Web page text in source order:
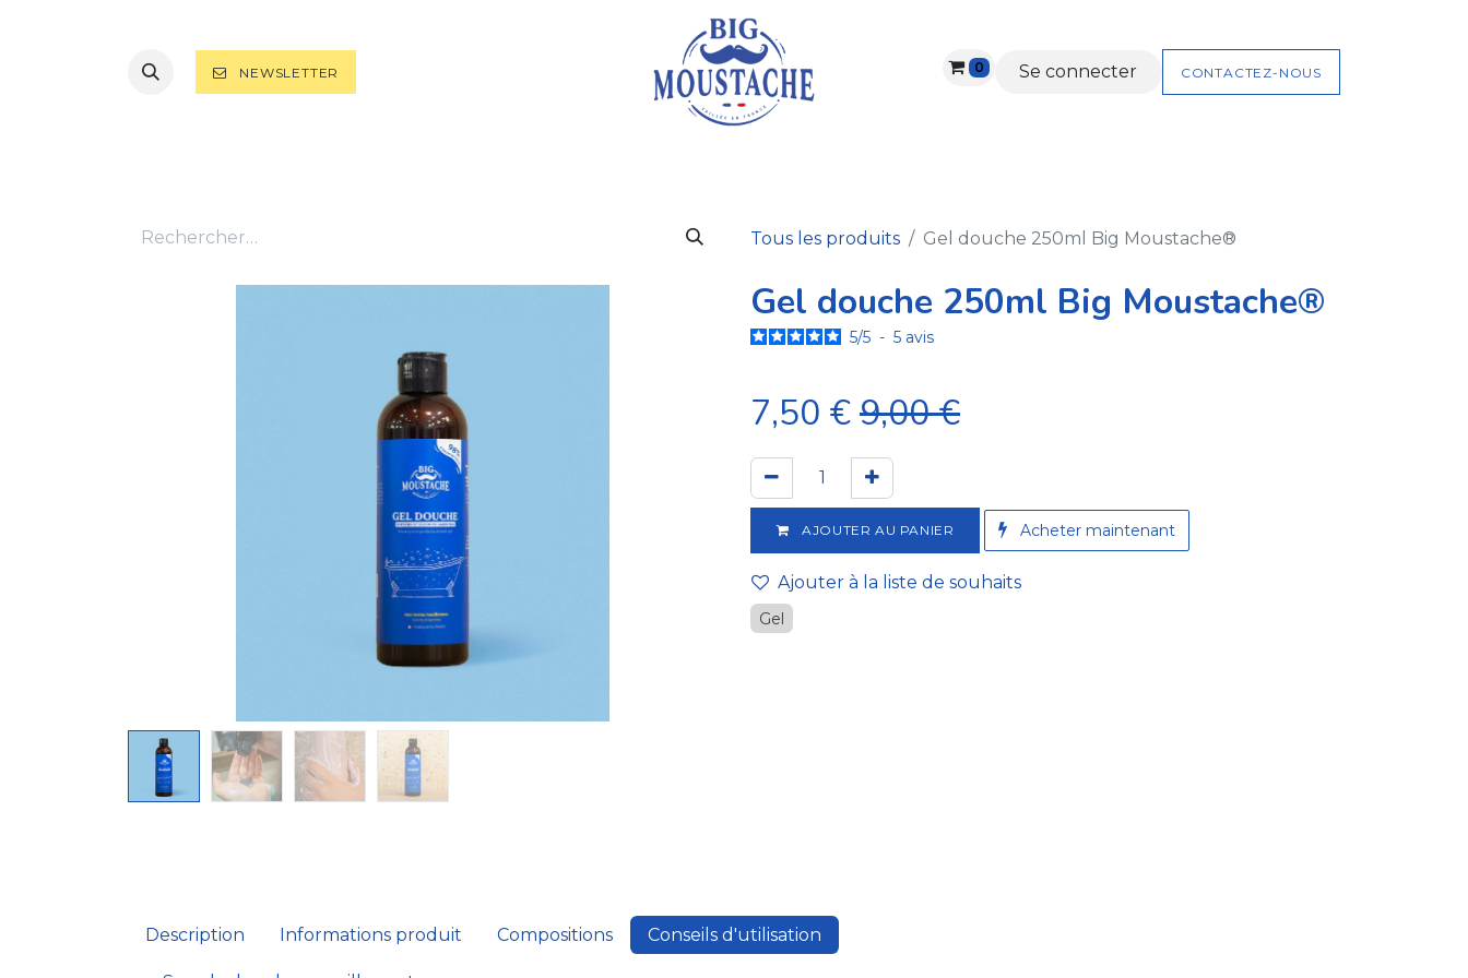
NEWSLETTER 0 Se connecter CONTACTEZ-NOUS
Tous les produits Gel douche 250ml Big Moustache®
Gel douche 250ml Big Moustache®
5/5 - 5 avis
7,50 €9,00€
AJOUTER AU PANIER A​cheter maintenant
Ajouter à la liste de souhaits
Gel
Description Informations produit Compositions Conseils d'utilisation